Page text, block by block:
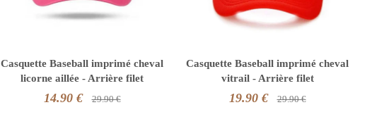
Casquette Baseball imprimé cheval
licorne aillée - Arrière filet
14.90 € 29.90 €
Casquette Baseball imprimé cheval
vitrail - Arrière filet
19.90 € 29.90 €